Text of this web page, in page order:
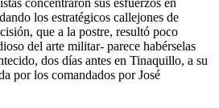
los estratégicos callejones de
que a la postre, resultó poco
del arte militar- parece habérselas
dos días antes en Tinaquillo, a su
por los comandados por José